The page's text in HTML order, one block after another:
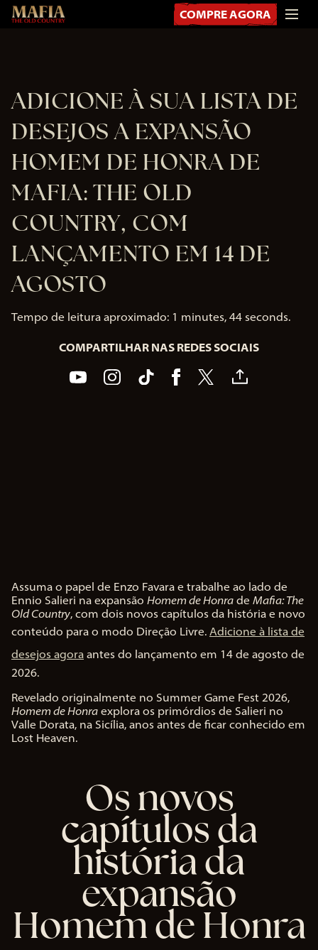
COMPRE AGORA
ADICIONE À SUA LISTA DE
DESEJOS A EXPANSÃO
HOMEM DE HONRA DE
MAFIA: THE OLD
COUNTRY, COM
LANÇAMENTO EM 14 DE
AGOSTO
Tempo de leitura aproximado 1 minutes, 44 seconds
COMPARTILHAR NAS REDES SOCIAIS
A
c
c
e
p
P
l
a
y
da
co
m a
Assuma o papel de Enzo Favara e trabalhe ao lado de
Ennio Salieri na expansão Homem de Honra de Mafia: The
Old Country, com dois novos capítulos da história e novo
conteúdo para o modo Direção Livre. Adicione à lista de
desejos agora antes do lançamento em 14 de agosto de
2026.
Revelado originalmente no Summer Game Fest 2026,
Homem de Honra explora os primórdios de Salieri no
Valle Dorata, na Sicília, anos antes de ficar conhecido em
Lost Heaven.
Os novos
capítulos da
história da
expansão
Homem de Honra